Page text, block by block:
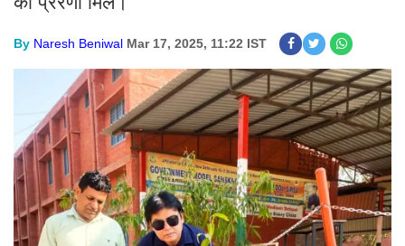
By Naresh Beniwal Mar 17, 2025, 11:22 IST